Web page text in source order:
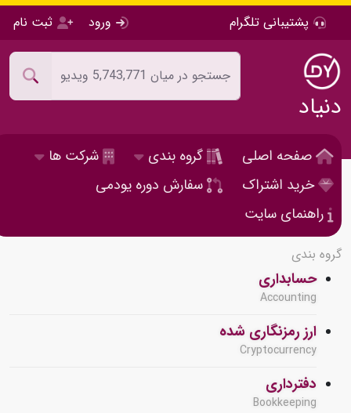
پشتیبانی تلگرام ورود ثبت نام
دنیاد
صفحه اصلی گروه بندی
شرکت ها
خرید اشتراک
سفارش دوره یودمی
راهنمای سایت
گروه بندی
حسابداری
Accounting
ارز رمزنگاری شده
Cryptocurrency
دفترداری
Bookkeeping